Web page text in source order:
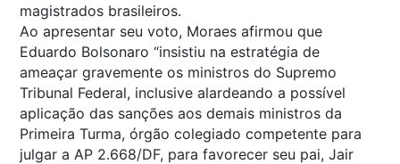
magistrados brasileiros.
Ao apresentar seu voto, Moraes afirmou que
Eduardo Bolsonaro “insistiu na estratégia de
ameaçar gravemente os ministros do Supremo
Tribunal Federal, inclusive alardeando a possível
aplicação das sanções aos demais ministros da
Primeira Turma, órgão colegiado competente para
julgar a AP 2.668/DF, para favorecer seu pai, Jair